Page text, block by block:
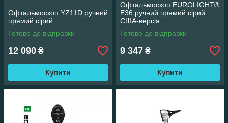
Офтальмоскоп YZ11D ручний
прямий сірий
Готово до відправки
12 090 ₴
Купити
Офтальмоскоп EUROLIGHT®
E36 ручний прямий сірий
США-версія
Готово до відправки
9 347 ₴
Купити